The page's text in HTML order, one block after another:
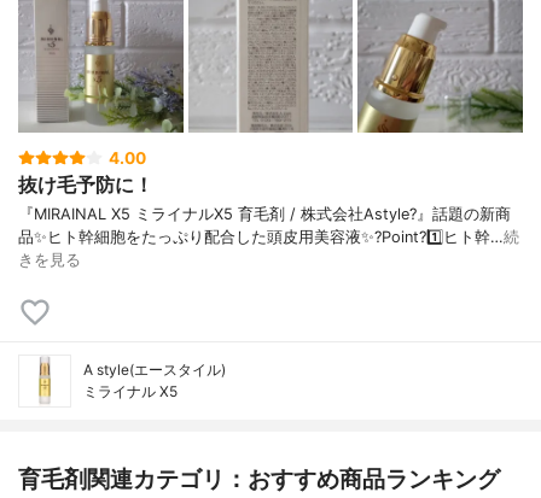
4.00
抜け毛予防に！
『MIRAINAL X5 ミライナルX5 育毛剤 / 株式会社Astyle?』話題の新商
品✨ヒト幹細胞をたっぷり配合した頭皮用美容液✨?Point?1️⃣ヒト幹…続
きを見る
A style(エースタイル)
ミライナル X5
育毛剤関連カテゴリ：おすすめ商品ランキング